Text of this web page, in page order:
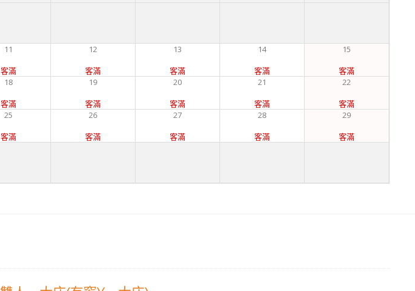
11
客滿
12
客滿
13
客滿
14
客滿
15
客滿
18
客滿
19
客滿
20
客滿
21
客滿
22
客滿
25
客滿
26
客滿
27
客滿
28
客滿
29
客滿